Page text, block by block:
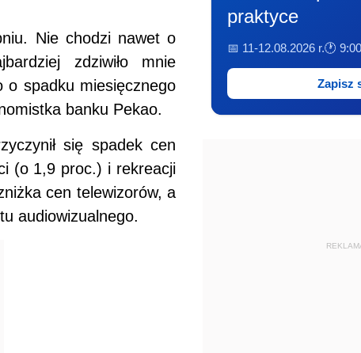
Nie chodzi nawet o
zdziwiło mnie
o spadku miesięcznego
banku Pekao.
się spadek cen
(o 1,9 proc.) i rekreacji
cen telewizorów, a
audiowizualnego.
praktyce
📅 11-12.08.2026 r.🕐
Zapisz